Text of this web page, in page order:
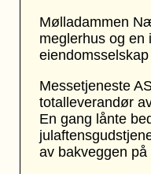
Mølladammen
meglerhus og en
Messetjeneste
totalleverandør
En gang lånte
av bakveggen